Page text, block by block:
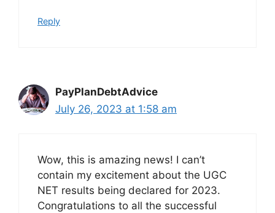
Reply
PayPlanDebtAdvice
July 26, 2023 at 1:58 am
Wow, this is amazing news! I can’t
contain my excitement about the UGC
NET results being declared for 2023.
Congratulations to all the successful